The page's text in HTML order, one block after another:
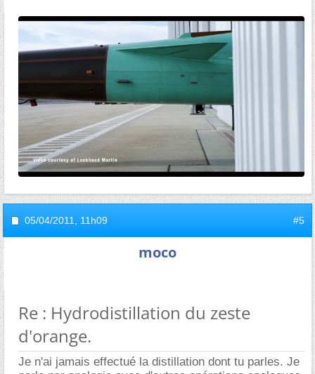
05/04/2011, 11h09 #5
moco
Re : Hydrodistillation du zeste
d'orange.
Je n'ai jamais effectué la distillation dont tu parles. Je